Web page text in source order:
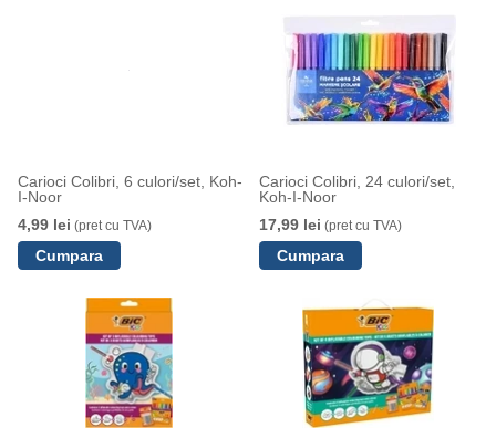
Carioci Colibri, 6 culori/set, Koh-
I-Noor
4,99 lei (pret cu TVA)
Carioci Colibri, 24 culori/set,
Koh-I-Noor
17,99 lei (pret cu TVA)